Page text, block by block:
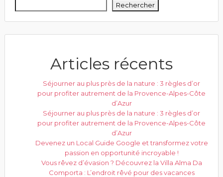
Rechercher
Articles récents
Séjourner au plus près de la nature : 3 règles d’or
pour profiter autrement de la Provence-Alpes-Côte
d’Azur
Séjourner au plus près de la nature : 3 règles d’or
pour profiter autrement de la Provence-Alpes-Côte
d’Azur
Devenez un Local Guide Google et transformez votre
passion en opportunité incroyable !
Vous rêvez d’évasion ? Découvrez la Villa Alma Da
Comporta : L’endroit rêvé pour des vacances